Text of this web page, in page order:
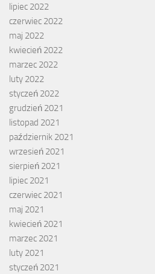
lipiec 2022
czerwiec 2022
maj 2022
kwiecień 2022
marzec 2022
luty 2022
styczeń 2022
grudzień 2021
listopad 2021
październik 2021
wrzesień 2021
sierpień 2021
lipiec 2021
czerwiec 2021
maj 2021
kwiecień 2021
marzec 2021
luty 2021
styczeń 2021